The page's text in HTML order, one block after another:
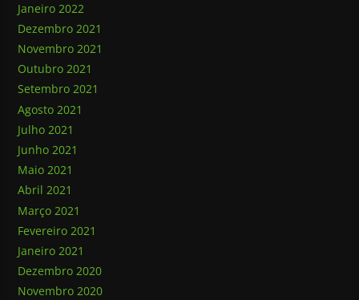
Janeiro 2022
Dezembro 2021
Novembro 2021
Outubro 2021
Setembro 2021
Agosto 2021
Julho 2021
Junho 2021
Maio 2021
Abril 2021
Março 2021
Fevereiro 2021
Janeiro 2021
Dezembro 2020
Novembro 2020